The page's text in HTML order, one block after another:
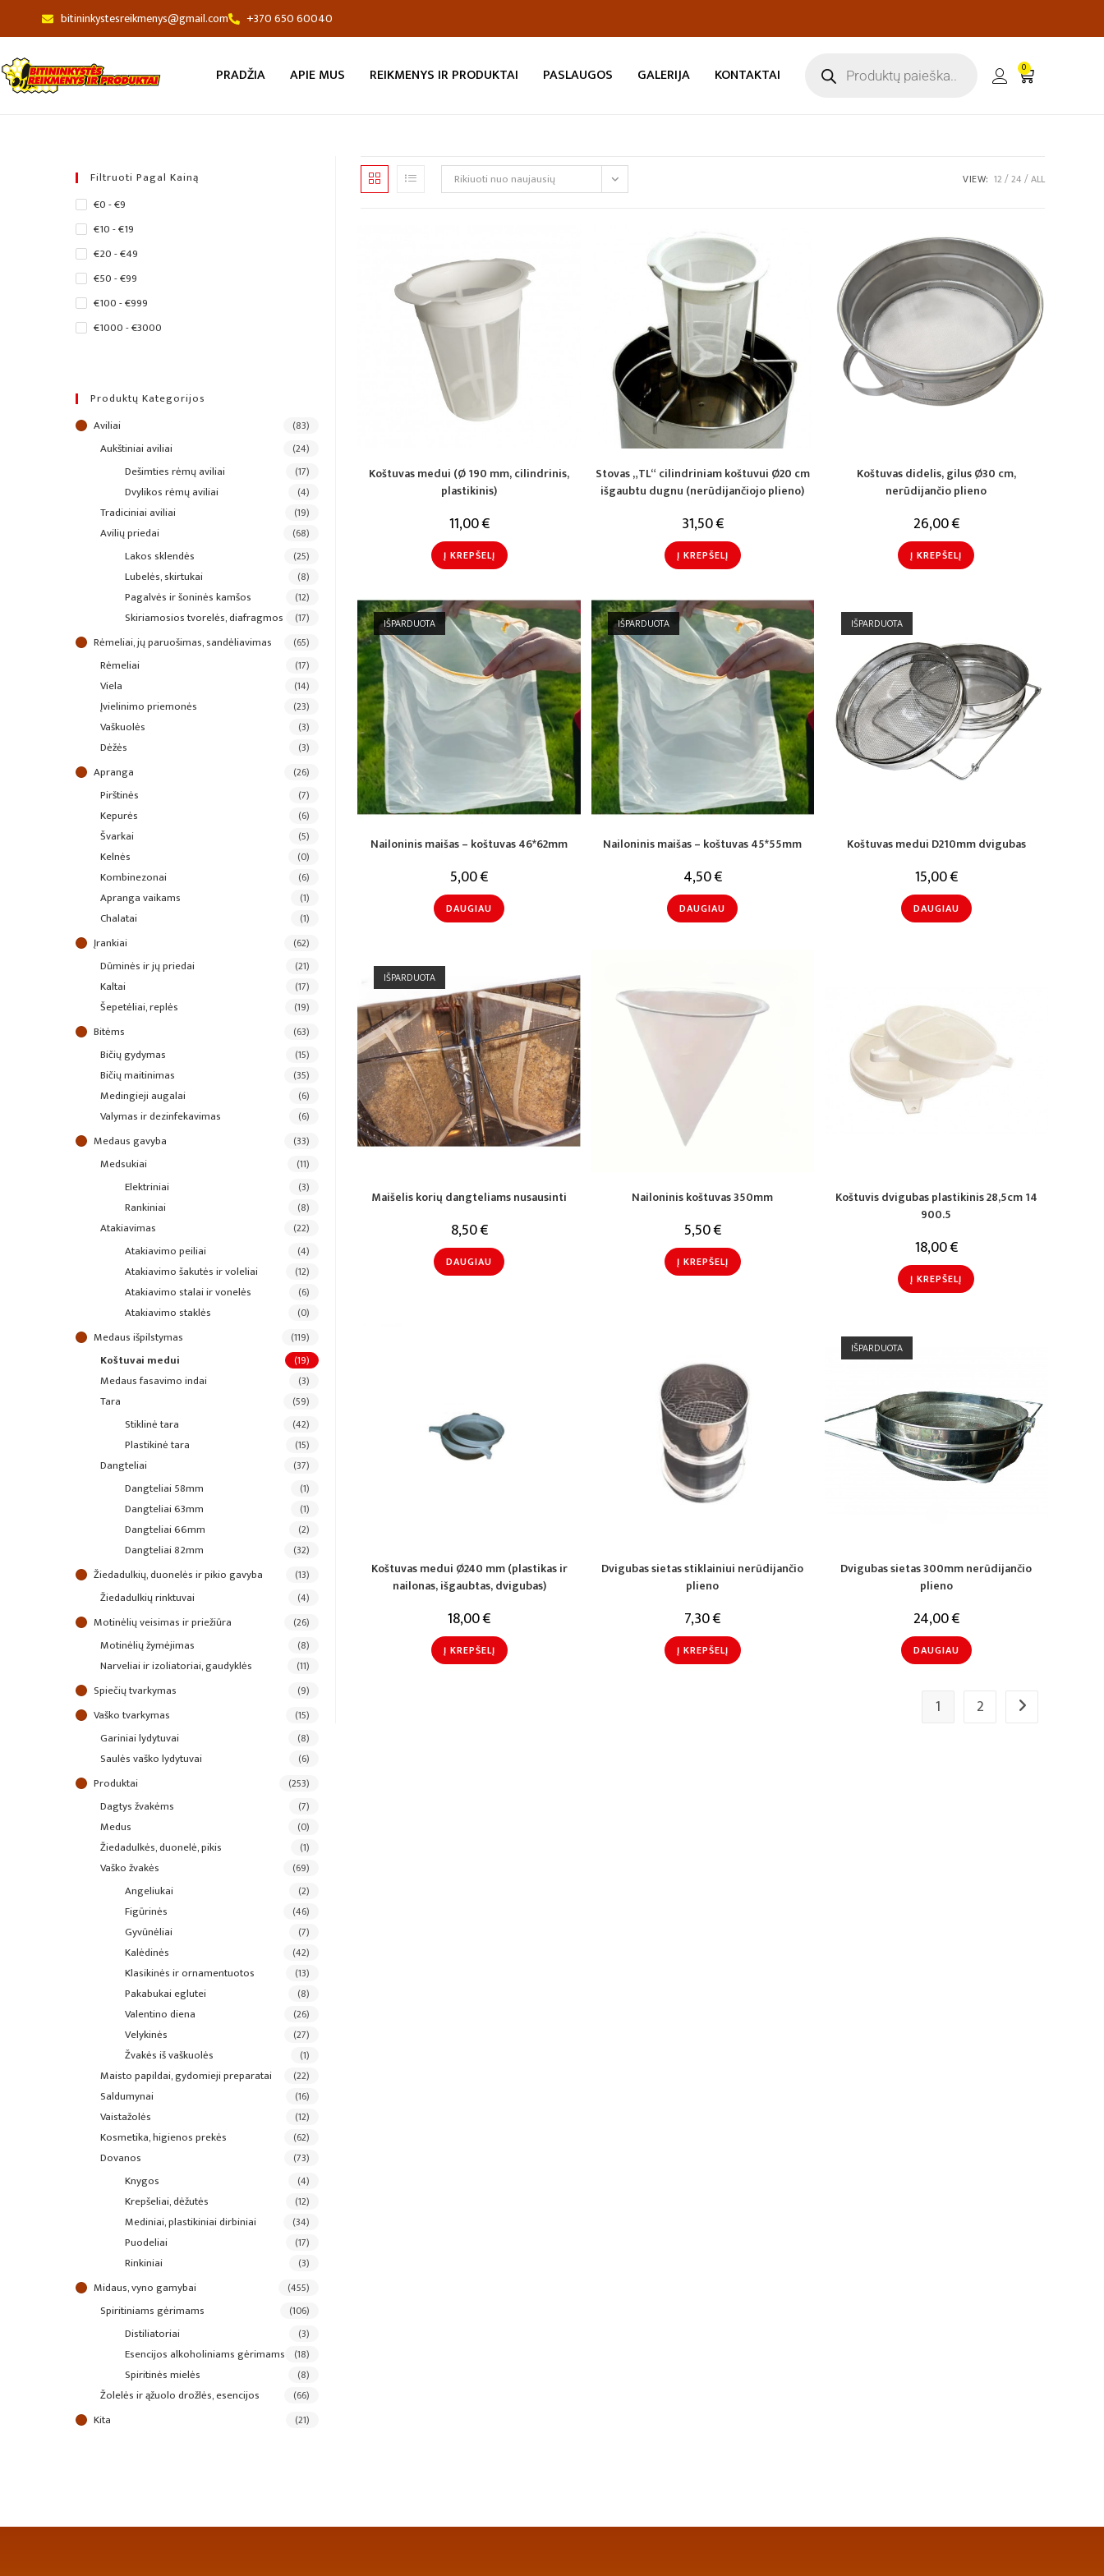
bitininkystesreikmenys@gmail.com +370 650 60040
PRADŽIA APIE MUS REIKMENYS IR PRODUKTAI PASLAUGOS GALERIJA KONTAKTAI 0
Rikiuoti nuo naujausių VIEW: 12 24 ALL
Koštuvas medui (Ø 190 mm, cilindrinis,
plastikinis)
11,00€
Į KREPŠELĮ
Stovas „TL“ cilindriniam koštuvui Ø20 cm
išgaubtu dugnu (nerūdijančiojo plieno)
31,50€
Į KREPŠELĮ
Koštuvas didelis, gilus Ø30 cm,
nerūdijančio plieno
26,00€
Į KREPŠELĮ
IŠPARDUOTA
Nailoninis maišas – koštuvas 46*62mm
5,00€
DAUGIAU
IŠPARDUOTA
Nailoninis maišas – koštuvas 45*55mm
4,50€
DAUGIAU
IŠPARDUOTA
Koštuvas medui D210mm dvigubas
15,00€
DAUGIAU
IŠPARDUOTA
Maišelis korių dangteliams nusausinti
8,50€
DAUGIAU
Nailoninis koštuvas 350mm
5,50€
Į KREPŠELĮ
Koštuvis dvigubas plastikinis 28,5cm 14
900.5
18,00€
Į KREPŠELĮ
Koštuvas medui Ø240 mm (plastikas ir
nailonas, išgaubtas, dvigubas)
18,00€
Į KREPŠELĮ
Dvigubas sietas stiklainiui nerūdijančio
plieno
7,30€
Į KREPŠELĮ
IŠPARDUOTA
Dvigubas sietas 300mm nerūdijančio
plieno
24,00€
DAUGIAU
1 2
Filtruoti Pagal Kainą
€0 - €9
€10 - €19
€20 - €49
€50 - €99
€100 - €999
€1000 - €3000
Produktų Kategorijos
aviliai
(83)
aukštiniai aviliai (24)
dešimties rėmų aviliai (17)
dvylikos rėmų aviliai (4)
tradiciniai aviliai (19)
avilių priedai (68)
lakos sklendės (25)
lubelės, skirtukai (8)
pagalvės ir šoninės kamšos (12)
skiriamosios tvorelės, diafragmos (17)
rėmeliai, jų paruošimas, sandėliavimas (65)
rėmeliai (17)
viela (14)
įvielinimo priemonės (23)
vaškuolės (3)
dėžės (3)
apranga (26)
pirštinės (7)
kepurės (6)
švarkai (5)
kelnės (0)
kombinezonai (6)
apranga vaikams (1)
chalatai (1)
įrankiai (62)
dūminės ir jų priedai (21)
kaltai (17)
šepetėliai, replės (19)
bitėms (63)
bičių gydymas (15)
bičių maitinimas (35)
medingieji augalai (6)
valymas ir dezinfekavimas (6)
medaus gavyba (33)
medsukiai (11)
elektriniai (3)
rankiniai (8)
atakiavimas (22)
atakiavimo peiliai (4)
atakiavimo šakutės ir voleliai (12)
atakiavimo stalai ir vonelės (6)
atakiavimo staklės (0)
medaus išpilstymas (119)
koštuvai medui (19)
medaus fasavimo indai (3)
tara (59)
stiklinė tara (42)
plastikinė tara (15)
dangteliai (37)
dangteliai 58mm (1)
dangteliai 63mm (1)
dangteliai 66mm (2)
dangteliai 82mm (32)
žiedadulkių, duonelės ir pikio gavyba (13)
žiedadulkių rinktuvai (4)
motinėlių veisimas ir priežiūra (26)
motinėlių žymėjimas (8)
narveliai ir izoliatoriai, gaudyklės (11)
spiečių tvarkymas (9)
vaško tvarkymas (15)
gariniai lydytuvai (8)
saulės vaško lydytuvai (6)
produktai (253)
dagtys žvakėms (7)
medus (0)
žiedadulkės, duonelė, pikis (1)
vaško žvakės (69)
angeliukai (2)
figūrinės (46)
gyvūnėliai (7)
kalėdinės (42)
klasikinės ir ornamentuotos (13)
pakabukai eglutei (8)
valentino diena (26)
velykinės (27)
žvakės iš vaškuolės (1)
maisto papildai, gydomieji preparatai (22)
saldumynai (16)
vaistažolės (12)
kosmetika, higienos prekės (62)
dovanos (73)
knygos (4)
krepšeliai, dėžutės (12)
mediniai, plastikiniai dirbiniai (34)
puodeliai (17)
rinkiniai (3)
midaus, vyno gamybai (455)
spiritiniams gėrimams (106)
distiliatoriai (3)
esencijos alkoholiniams gėrimams (18)
spiritinės mielės (8)
žolelės ir ąžuolo drožlės, esencijos (66)
kita (21)